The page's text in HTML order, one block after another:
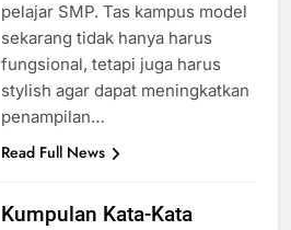
pelajar SMP. Tas kampus model
sekarang tidak hanya harus
fungsional, tetapi juga harus
stylish agar dapat meningkatkan
penampilan…
Read Full News
Kumpulan Kata-Kata